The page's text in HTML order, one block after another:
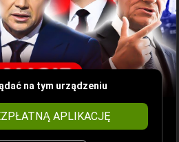
na tym urządzeniu
APLIKACJĘ